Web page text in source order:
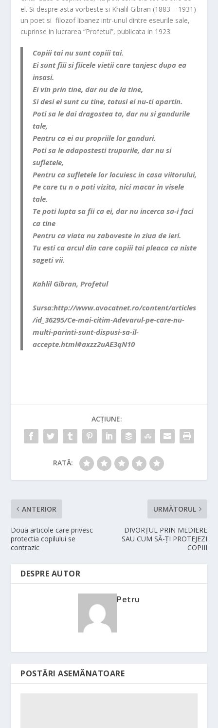
el. Si despre asta vorbeste si Khalil Gibran (1883 – 1931)
un poet si filozof libanez intr-unul dintre eseurile sale,
cuprinse in lucrarea “Profetul”, publicata in 1923.
Copiii tai nu sunt copiii tai.
Ei sunt fiii si fiicele vietii care tanjesc dupa ea
insasi.
Ei vin prin tine, dar nu de la tine,
Si desi ei sunt cu tine, totusi ei nu-ti apartin.
Poti sa le dai dragostea ta, dar nu si gandurile
tale,
Pentru ca ei au propriile lor ganduri.
Poti sa le adapostesti trupurile, dar nu si
sufletele,
Pentru ca sufletele lor locuiesc in casa viitorului,
Pe care tu n o poti vizita, nici macar in visele
tale.
Te poti lupta sa fii ca ei, dar nu incerca sa-i faci
ca tine
Pentru ca viata nu zaboveste in ziua de ieri.
Tu esti ca arcul din care copiii tai pleaca ca niste
sageti vii.
Kahlil Gibran, Profetul
Sursa:http://www.avocatnet.ro/content/articles
/id_36295/Ce-mai-citim-Adevarul-pe-care-nu-
multi-parinti-sunt-dispusi-sa-il-
accepte.html#axzz2uAE3qN10
ACȚIUNE:
RATĂ:
ANTERIOR
Doua articole care privesc
protectia copilului se
contrazic
URMĂTORUL
DIVORŢUL PRIN MEDIERE
SAU CUM SĂ-ŢI PROTEJEZI
COPIII
DESPRE AUTOR
Petru
POSTĂRI ASEMĂNATOARE